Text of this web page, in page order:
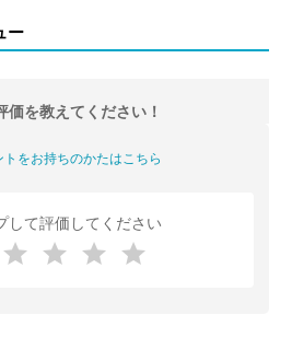
ー
価を教えてください！
トをお持ちのかたはこちら
して評価してください